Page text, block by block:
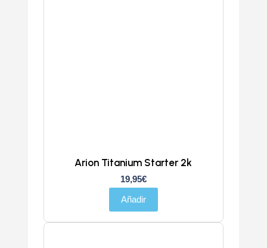
Arion Titanium Starter 2k
19,95€
Añadir